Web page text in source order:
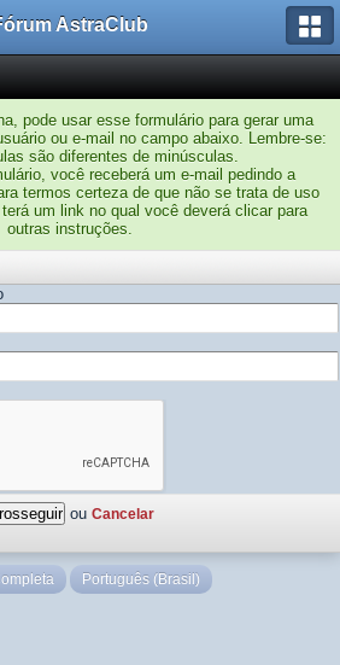
AstraClub
pode usar esse formulário para gerar uma
ou e-mail no campo abaixo. Lembre-se:
são diferentes de minúsculas.
você receberá um e-mail pedindo a
termos certeza de que não se trata de uso
um link no qual você deverá clicar para
outras instruções.
ou Cancelar
Português (Brasil)